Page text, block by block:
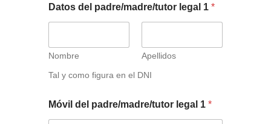
Datos del padre/madre/tutor legal 1 *
Nombre
Apellidos
Tal y como figura en el DNI
Móvil del padre/madre/tutor legal 1 *